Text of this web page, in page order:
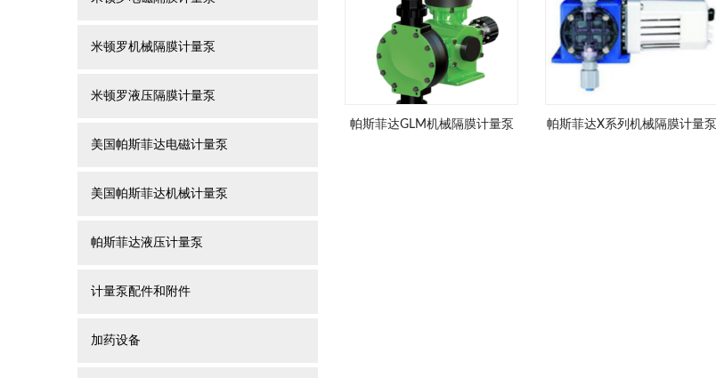
米顿罗机械隔膜计量泵
米顿罗液压隔膜计量泵
美国帕斯菲达电磁计量泵
美国帕斯菲达机械计量泵
帕斯菲达液压计量泵
计量泵配件和附件
加药设备
帕斯菲达GLM机械隔膜计量泵 帕斯菲达X系列机械隔膜计量泵